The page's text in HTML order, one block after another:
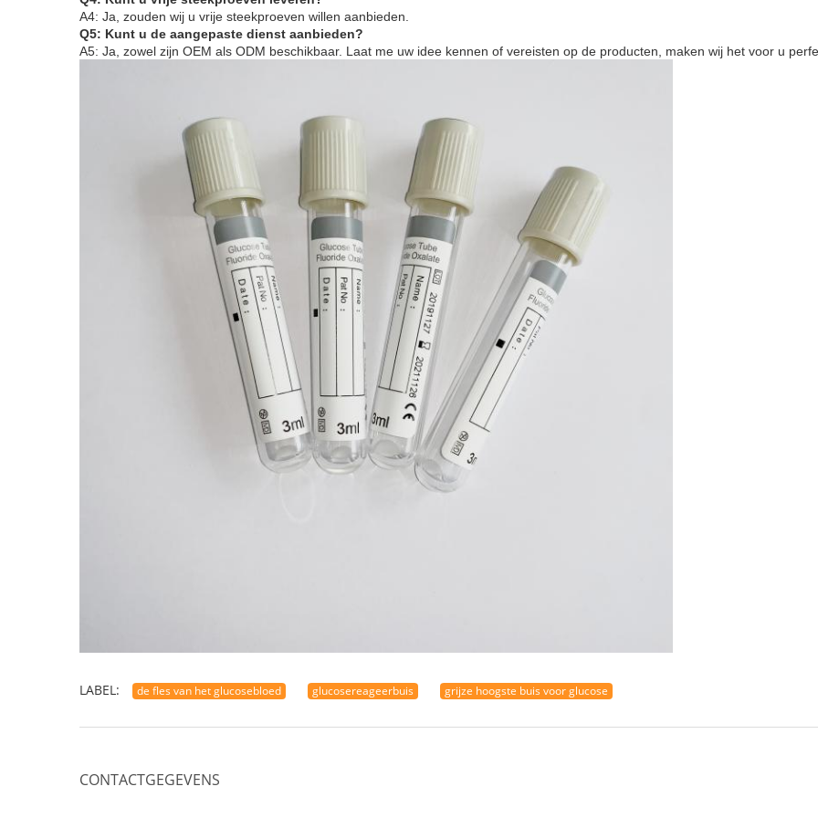
A4: Ja, zouden wij u vrije steekproeven willen aanbieden
Q5: Kunt u de aangepaste dienst aanbieden?
A5: Ja, zowel zijn OEM als ODM beschikbaar. Laat me uw idee kennen of vereisten op de producten, maken wij het voor u
LABEL: de fles van het glucosebloed glucosereageerbuis grijze hoogste buis voor glucose
CONTACTGEGEVENS